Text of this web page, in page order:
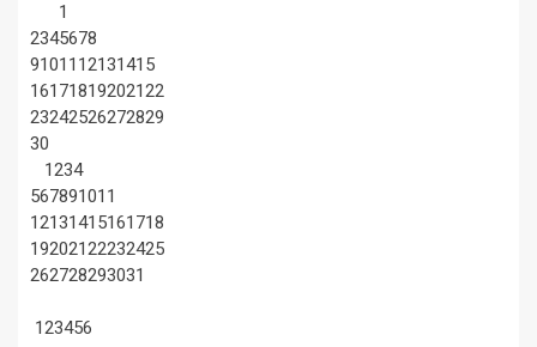
1
2345678
91011 12131415
16171819202122
23242526272829
30
1234
567891011
12131415161718
19202122232425
262728293031
123456